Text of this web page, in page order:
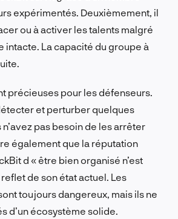
expérimentés. Deuxièmement, il
ou à activer les talents malgré
intacte. La capacité du groupe à
précieuses pour les défenseurs.
et perturber quelques
pas besoin de les arrêter
également que la réputation
d « être bien organisé n’est
de son état actuel. Les
toujours dangereux, mais ils ne
d’un écosystème solide.